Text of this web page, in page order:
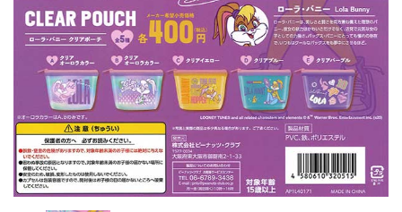
レンタル
景品・玩具・文具
販促用カプセルトイ
よくあるご質問